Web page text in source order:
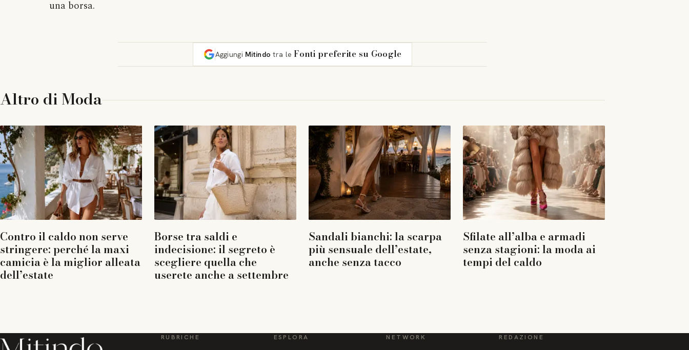
una borsa.
Aggiungi Mitindo tra le Fonti preferite su Google
Altro diModa
Contro il caldo non serve
stringere: perché la maxi
camicia è la miglior alleata
dell’estate
Borse tra saldi e
indecisione: il segreto è
scegliere quella che
userete anche a settembre
Sandali bianchi: la scarpa
più sensuale dell’estate,
anche senza tacco
Sfilate all’alba e armadi
senza stagioni: la moda ai
tempi del caldo
RUBRICHE ESPLORA NETWORK REDAZIONE